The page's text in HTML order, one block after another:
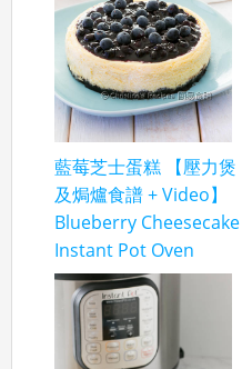
藍莓芝士蛋糕 【壓力煲
及焗爐食譜 + Video】
Blueberry Cheesecake
Instant Pot Oven